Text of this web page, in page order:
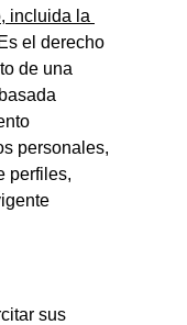
incluida la
el derecho
de una
personales,
perfiles,
sus